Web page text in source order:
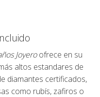
Joyeroofrece en su
altos estandares de
diamantes certificados,
como rubís, zafiros o